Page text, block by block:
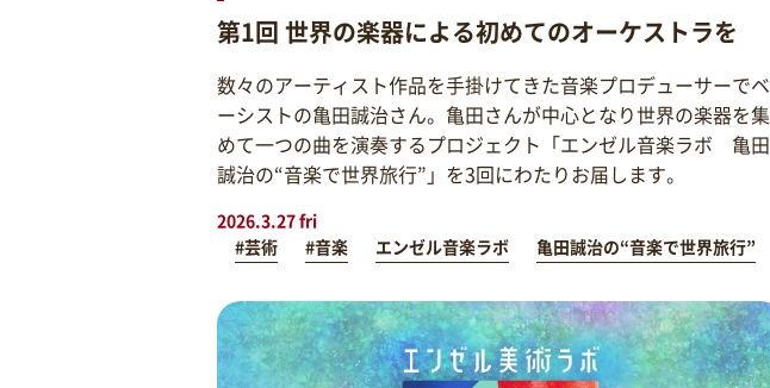
第1回 世界の楽器による初めてのオーケストラを
数々のアーティスト作品を手掛けてきた音楽プロデューサーでベ
ーシストの亀田誠治さん。亀田さんが中心となり世界の楽器を集
めて一つの曲を演奏するプロジェクト「エンゼル音楽ラボ 亀田
誠治の“音楽で世界旅行”」を3回にわたりお届します。
2026.3.27 fri
#芸術
#音楽 エンゼル音楽ラボ 亀田誠治の“音楽で世界旅行”